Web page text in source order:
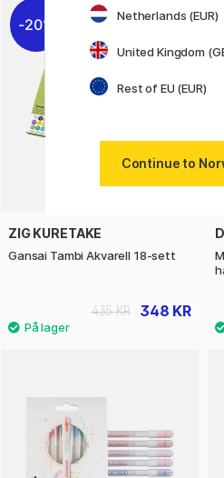
20%
ZIG KURETAKE
Gansai Tambi Akvarell 18-sett
348 KR
435 KR
Netherlands (EUR)
United Kingdom
Rest of EU (EUR)
Continue to